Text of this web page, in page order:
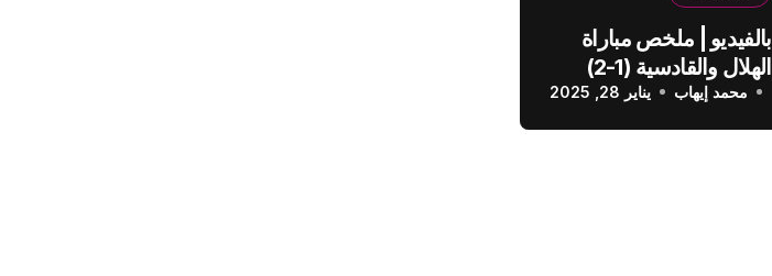
بالفيديو | ملخص مباراة
الهلال والقادسية (1-2)
الدوري السعودي
محمد إيهاب يناير 28, 2025